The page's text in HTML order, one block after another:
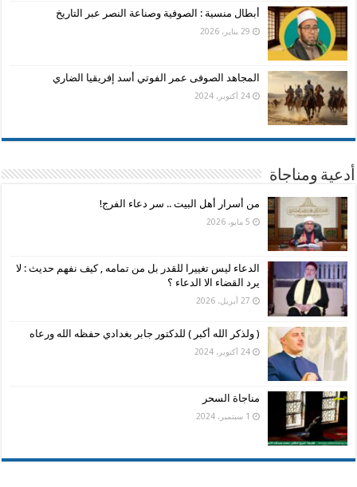
أبطال منسية : الصوفية وصناعة النصر عبر التاريخ
29 يناير، 2026
المجاهد الصوفى عمر الفوتي أسد إفريقيا الضاري
24 أكتوبر، 2024
أدعية ومناجاة
من أسرار أهل البيت .. سر دعاء الفرج!
5 مايو، 2026
الدعاء ليس تغييرا للقدر بل من تمامه , كيف نفهم حديث : لا
يرد القضاء الا الدعاء ؟
27 أبريل، 2026
( ولذكر الله أكبر ) للدكتور جابر بغدادي حفظه الله ورعاه
24 أكتوبر، 2024
مناجاة السحر
1 سبتمبر، 2024